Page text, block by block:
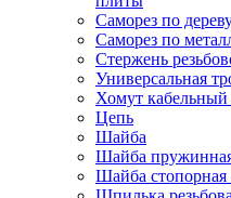
Саморез по
Саморез по
Стержень
Универсальная
Хомут кабельный
Цепь
Шайба
Шайба пружинная
Шайба стопорная